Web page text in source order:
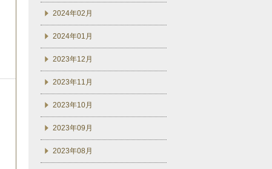
2024年02月
2024年01月
2023年12月
2023年11月
2023年10月
2023年09月
2023年08月